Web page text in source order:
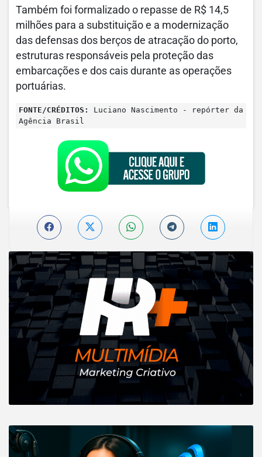
Também foi formalizado o repasse de R$ 14,5
milhões para a substituição e a modernização
das defensas dos berços de atracação do porto,
estruturas responsáveis pela proteção das
embarcações e dos cais durante as operações
portuárias.
FONTE/CRÉDITOS:
Luciano Nascimento - repórter da
Agência Brasil